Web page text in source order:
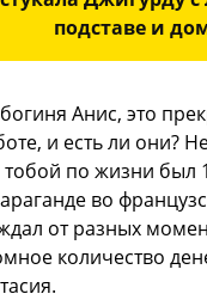
подставе и
Анис, это
и есть ли они?
тобой по жизни был
во
от разных
количество